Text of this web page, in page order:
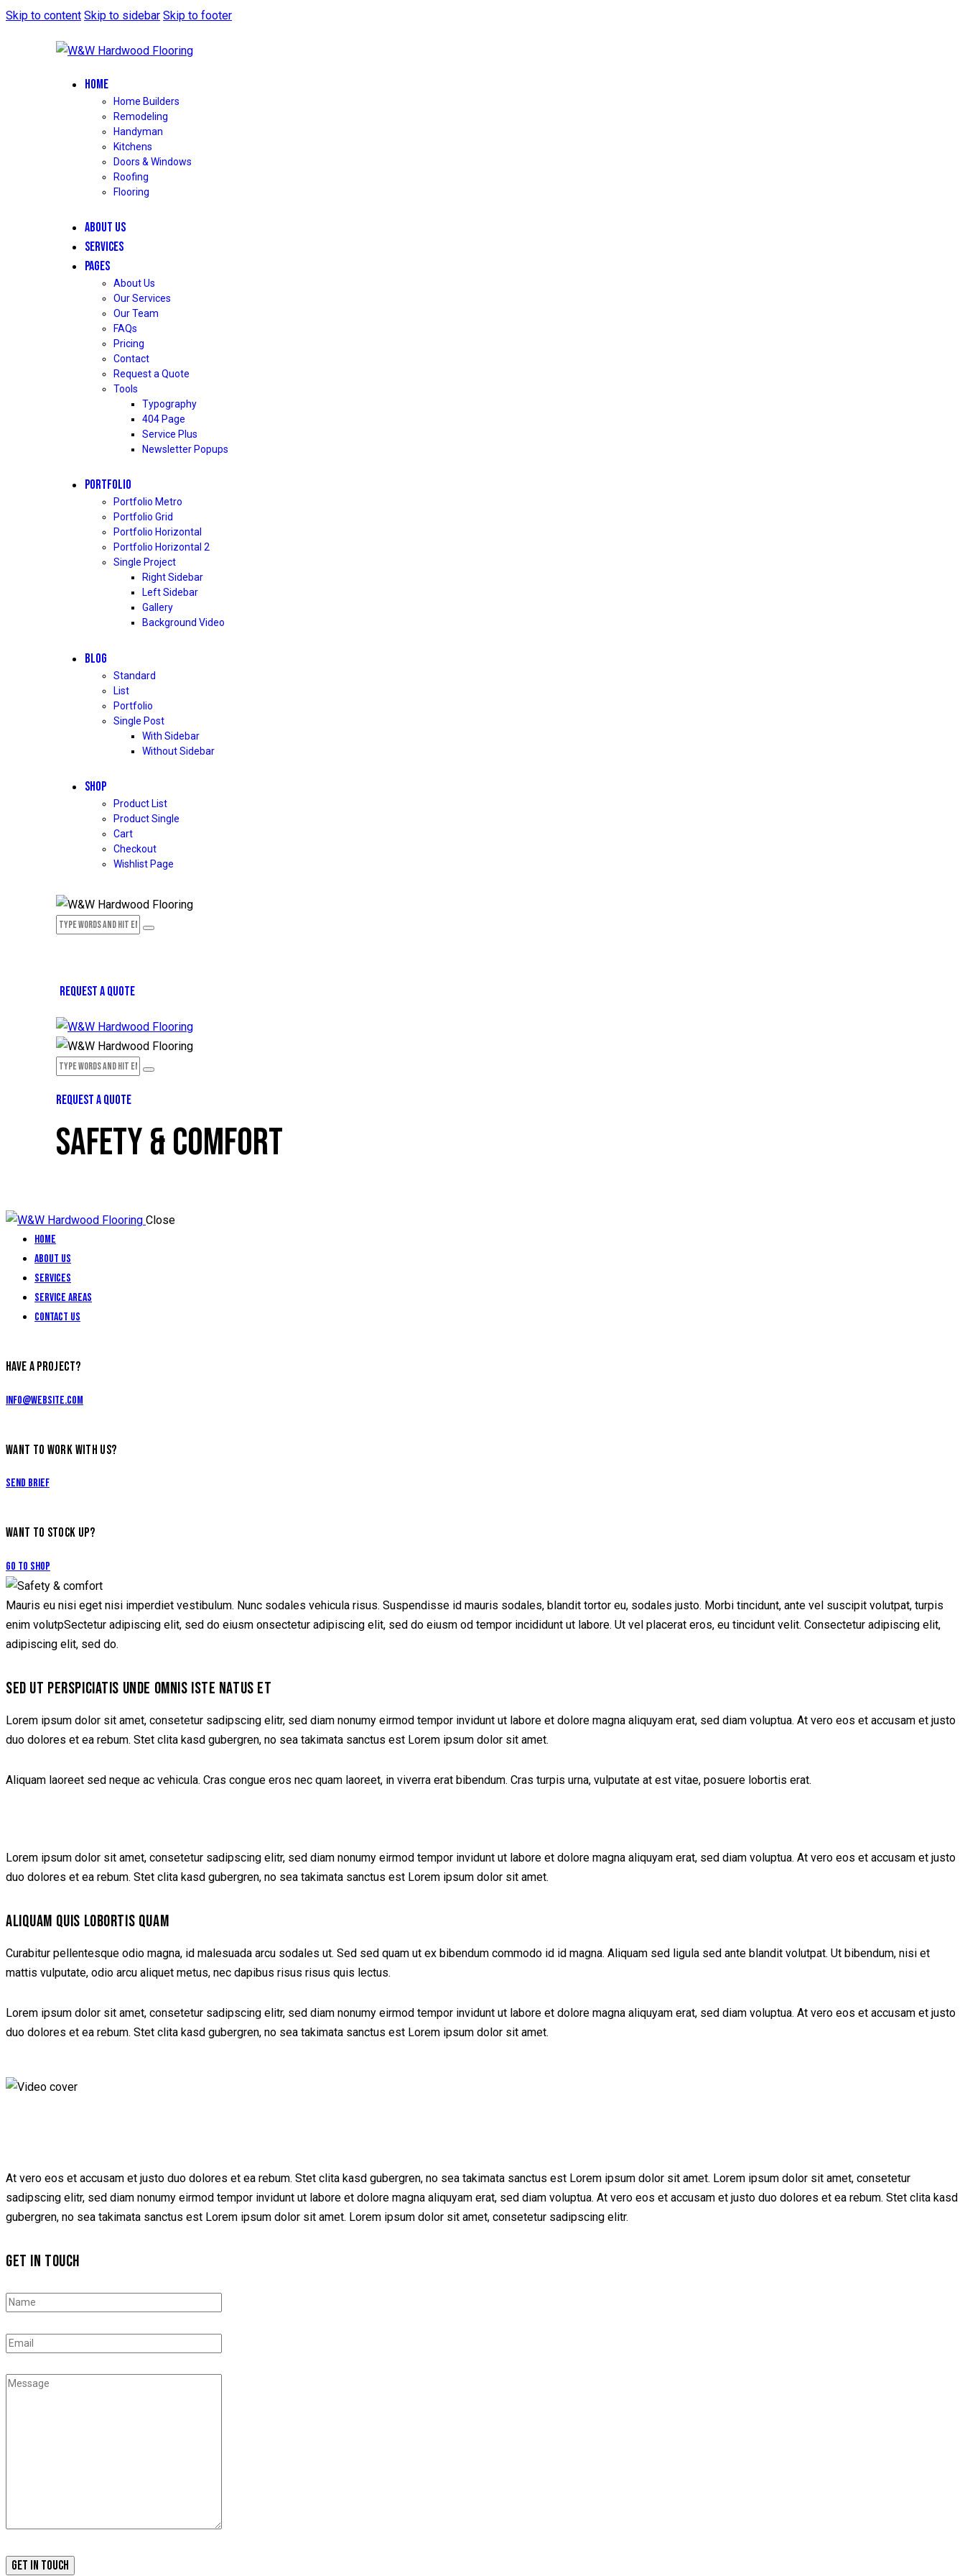
Skip to content Skip to sidebar Skip to footer
HOME
Home Builders
Remodeling
Handyman
Kitchens
Doors & Windows
Roofing
Flooring
ABOUT US
SERVICES
PAGES
About Us
Our Services
Our Team
FAQs
Pricing
Contact
Request a Quote
Tools
Typography
404 Page
Service Plus
Newsletter Popups
PORTFOLIO
Portfolio Metro
Portfolio Grid
Portfolio Horizontal
Portfolio Horizontal 2
Single Project
Right Sidebar
Left Sidebar
Gallery
Background Video
BLOG
Standard
List
Portfolio
Single Post
With Sidebar
Without Sidebar
SHOP
Product List
Product Single
Cart
Checkout
Wishlist Page
REQUEST A QUOTE
REQUEST A QUOTE
SAFETY & COMFORT
Close
Home
About Us
Services
Service Areas
Contact Us
HAVE A PROJECT?
info@website.com
WANT TO WORK WITH US?
Send Brief
WANT TO STOCK UP?
Go to Shop
Mauris eu nisi eget nisi imperdiet vestibulum. Nunc sodales vehicula risus. Suspendisse id mauris sodales, blandit tortor eu, sodales justo. Morbi tincidunt, ante vel suscipit volutpat, turpis
enim volutpSectetur adipiscing elit, sed do eiusm onsectetur adipiscing elit, sed do eiusm od tempor incididunt ut labore. Ut vel placerat eros, eu tincidunt velit. Consectetur adipiscing elit,
adipiscing elit, sed do.
SED UT PERSPICIATIS UNDE OMNIS ISTE NATUS ET
Lorem ipsum dolor sit amet, consetetur sadipscing elitr, sed diam nonumy eirmod tempor invidunt ut labore et dolore magna aliquyam erat, sed diam voluptua. At vero eos et accusam et justo
duo dolores et ea rebum. Stet clita kasd gubergren, no sea takimata sanctus est Lorem ipsum dolor sit amet.
Aliquam laoreet sed neque ac vehicula. Cras congue eros nec quam laoreet, in viverra erat bibendum. Cras turpis urna, vulputate at est vitae, posuere lobortis erat.
Lorem ipsum dolor sit amet, consetetur sadipscing elitr, sed diam nonumy eirmod tempor invidunt ut labore et dolore magna aliquyam erat, sed diam voluptua. At vero eos et accusam et justo
duo dolores et ea rebum. Stet clita kasd gubergren, no sea takimata sanctus est Lorem ipsum dolor sit amet.
ALIQUAM QUIS LOBORTIS QUAM
Curabitur pellentesque odio magna, id malesuada arcu sodales ut. Sed sed quam ut ex bibendum commodo id id magna. Aliquam sed ligula sed ante blandit volutpat. Ut bibendum, nisi et
mattis vulputate, odio arcu aliquet metus, nec dapibus risus risus quis lectus.
Lorem ipsum dolor sit amet, consetetur sadipscing elitr, sed diam nonumy eirmod tempor invidunt ut labore et dolore magna aliquyam erat, sed diam voluptua. At vero eos et accusam et justo
duo dolores et ea rebum. Stet clita kasd gubergren, no sea takimata sanctus est Lorem ipsum dolor sit amet.
At vero eos et accusam et justo duo dolores et ea rebum. Stet clita kasd gubergren, no sea takimata sanctus est Lorem ipsum dolor sit amet. Lorem ipsum dolor sit amet, consetetur
sadipscing elitr, sed diam nonumy eirmod tempor invidunt ut labore et dolore magna aliquyam erat, sed diam voluptua. At vero eos et accusam et justo duo dolores et ea rebum. Stet clita kasd
gubergren, no sea takimata sanctus est Lorem ipsum dolor sit amet. Lorem ipsum dolor sit amet, consetetur sadipscing elitr.
GET IN TOUCH